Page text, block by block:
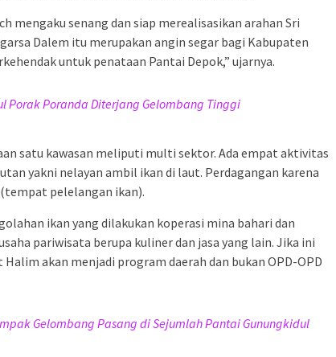
mengaku senang dan siap merealisasikan arahan Sri
Dalem itu merupakan angin segar bagi Kabupaten
untuk penataan Pantai Depok,” ujarnya.
Porak Poranda Diterjang Gelombang Tinggi
satu kawasan meliputi multi sektor. Ada empat aktivitas
yakni nelayan ambil ikan di laut. Perdagangan karena
pelelangan ikan).
ikan yang dilakukan koperasi mina bahari dan
pariwisata berupa kuliner dan jasa yang lain. Jika ini
akan menjadi program daerah dan bukan OPD-OPD
Gelombang Pasang di Sejumlah Pantai Gunungkidul